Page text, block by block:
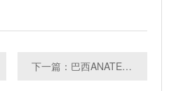
下一篇：巴西ANATEL发布IPV6和智能电视盒技术标准